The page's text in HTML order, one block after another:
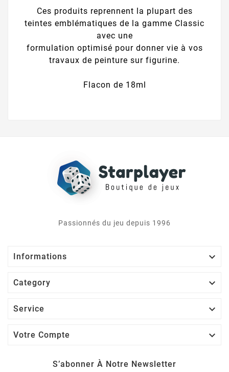
Ces produits reprennent la plupart des
teintes emblématiques de la gamme Classic
avec une
formulation optimisé pour donner vie à vos
travaux de peinture sur figurine.
Flacon de 18ml
Passionnés du jeu depuis 1996
Informations 
Category 
Service 
Votre Compte 
S’abonner À Notre Newsletter